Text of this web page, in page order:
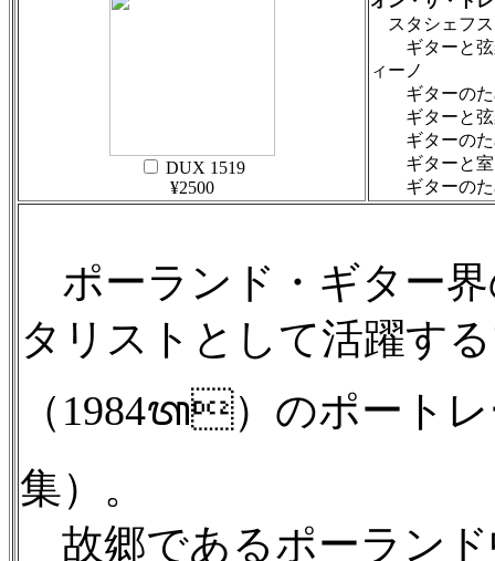
DUX 1519
¥2500
スタシェフ
ギターと弦
ィーノ
ギターのた
ギターと弦
ギターのた
ギターと室
ギターのた
ポーランド・ギター
タリストとして活躍す
（1984ᬢ）のポート
集）。
故郷であるポーラン